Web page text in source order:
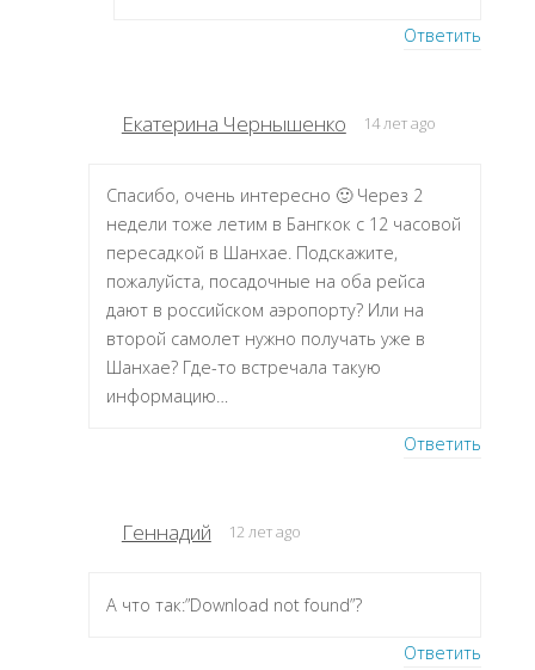
Ответить
Екатерина Чернышенко 14 лет ago
Спасибо, очень интересно 🙂 Через 2
недели тоже летим в Бангкок с 12 часовой
пересадкой в Шанхае. Подскажите,
пожалуйста, посадочные на оба рейса
дают в российском аэропорту? Или на
второй самолет нужно получать уже в
Шанхае? Где-то встречала такую
информацию…
Ответить
Геннадий 12 лет ago
А что так:”Download not found”?
Ответить